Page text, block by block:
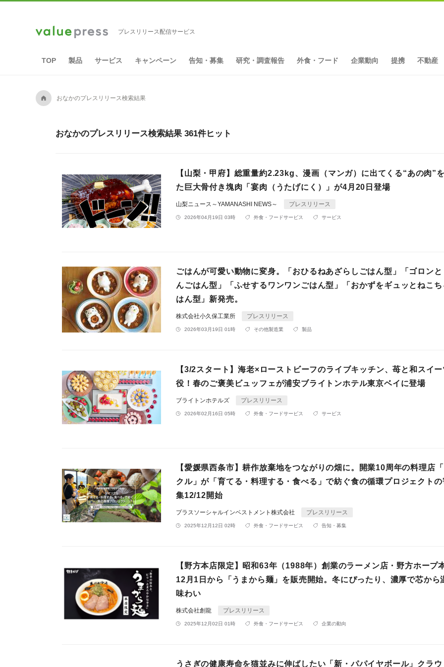
プレスリリース配信サービス
TOP 製品 サービス キャンペーン 告知・募集 研究・調査報告 外食・フード 企業動向 提携 不動産
A おなかのプレスリリース検索結果
おなかのプレスリリース検索結果 361件ヒット
【山梨・甲府】総重量約2.23kg、漫画（マンガ）に出てくる“あの肉”
た巨大骨付き塊肉「宴肉（うたげにく）」が4月20日登場
山梨ニュース～YAMANASHI NEWS～ プレスリリース
2026年04月19日 03時 外食・フードサービス サービス
ごはんが可愛い動物に変身。「おひるねあざらしごはん型」「ゴロンと
んごはん型」「ふせするワンワンごはん型」「おかずをギュッとねこ
はん型」新発売。
株式会社小久保工業所 プレスリリース
2026年03月19日 01時 その他製造業 製品
【3/2スタート】海老×ローストビーフのライブキッチン、苺と和スイ
役！春のご褒美ビュッフェが浦安ブライトンホテル東京ベイに登場
ブライトンホテルズ プレスリリース
2026年02月16日 05時 外食・フードサービス サービス
【愛媛県西条市】耕作放棄地をつながりの畑に。開業10周年の料理店
クル」が「育てる・料理する・食べる」で紡ぐ食の循環プロジェクトの
集12/12開始
プラスソーシャルインベストメント株式会社 プレスリリース
2025年12月12日 02時 外食・フードサービス 告知・募集
【野方本店限定】昭和63年（1988年）創業のラーメン店・野方ホープ
12月1日から「うまから麺」を販売開始。冬にぴったり、濃厚で芯から
味わい
株式会社創龍 プレスリリース
2025年12月02日 01時 外食・フードサービス 企業の動向
うさぎの健康寿命を猫並みに伸ばしたい「新・パパイヤボール」クラウ